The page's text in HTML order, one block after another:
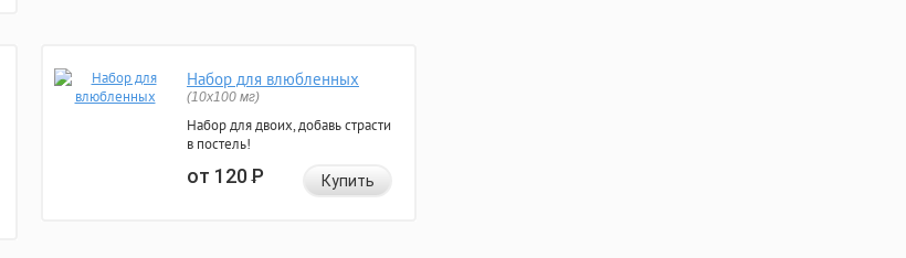
Набор для влюбленных
(10х100 мг)
Набор для двоих, добавь страсти
в постель!
от 120Р Купить